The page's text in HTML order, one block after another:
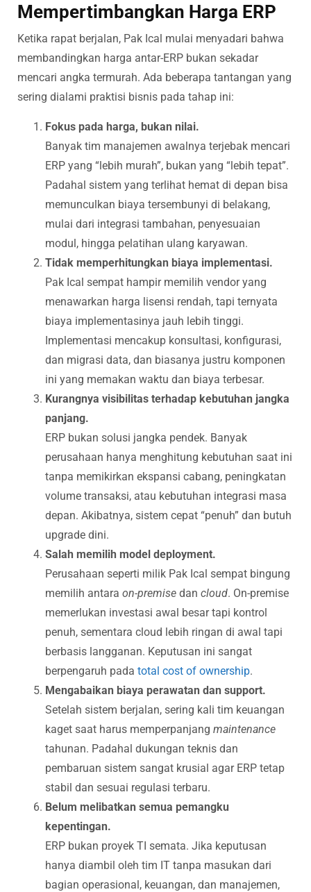
Mempertimbangkan Harga ERP
Ketika rapat berjalan, Pak Ical mulai menyadari bahwa
membandingkan harga antar-ERP bukan sekadar
mencari angka termurah. Ada beberapa tantangan yang
sering dialami praktisi bisnis pada tahap ini:
Fokus pada harga, bukan nilai.
Banyak tim manajemen awalnya terjebak mencari
ERP yang “lebih murah”, bukan yang “lebih tepat”.
Padahal sistem yang terlihat hemat di depan bisa
memunculkan biaya tersembunyi di belakang,
mulai dari integrasi tambahan, penyesuaian
modul, hingga pelatihan ulang karyawan.
Tidak memperhitungkan biaya implementasi.
Pak Ical sempat hampir memilih vendor yang
menawarkan harga lisensi rendah, tapi ternyata
biaya implementasinya jauh lebih tinggi.
Implementasi mencakup konsultasi, konfigurasi,
dan migrasi data, dan biasanya justru komponen
ini yang memakan waktu dan biaya terbesar.
Kurangnya visibilitas terhadap kebutuhan jangka
panjang.
ERP bukan solusi jangka pendek. Banyak
perusahaan hanya menghitung kebutuhan saat ini
tanpa memikirkan ekspansi cabang, peningkatan
volume transaksi, atau kebutuhan integrasi masa
depan. Akibatnya, sistem cepat “penuh” dan butuh
upgrade dini.
Salah memilih model deployment.
Perusahaan seperti milik Pak Ical sempat bingung
memilih antara on-premise dan cloud. On-premise
memerlukan investasi awal besar tapi kontrol
penuh, sementara cloud lebih ringan di awal tapi
berbasis langganan. Keputusan ini sangat
berpengaruh pada total cost of ownership.
Mengabaikan biaya perawatan dan support.
Setelah sistem berjalan, sering kali tim keuangan
kaget saat harus memperpanjang maintenance
tahunan. Padahal dukungan teknis dan
pembaruan sistem sangat krusial agar ERP tetap
stabil dan sesuai regulasi terbaru.
Belum melibatkan semua pemangku
kepentingan.
ERP bukan proyek TI semata. Jika keputusan
hanya diambil oleh tim IT tanpa masukan dari
bagian operasional, keuangan, dan manajemen,